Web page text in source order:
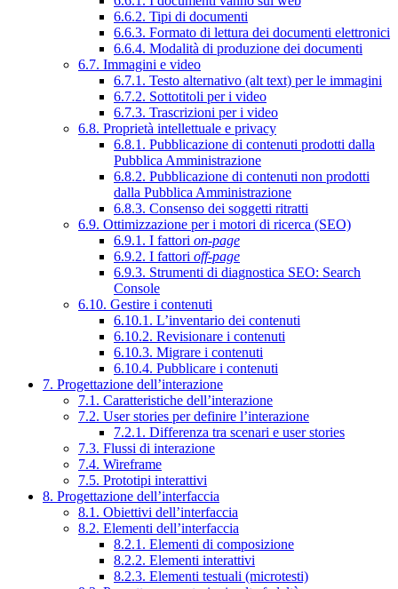
6.6.2. Tipi di documenti
6.6.3. Formato di lettura dei documenti elettronici
6.6.4. Modalità di produzione dei documenti
6.7. Immagini e video
6.7.1. Testo alternativo (alt text) per le immagini
6.7.2. Sottotitoli per i video
6.7.3. Trascrizioni per i video
6.8. Proprietà intellettuale e privacy
6.8.1. Pubblicazione di contenuti prodotti dalla
Pubblica Amministrazione
6.8.2. Pubblicazione di contenuti non prodotti
dalla Pubblica Amministrazione
6.8.3. Consenso dei soggetti ritratti
6.9. Ottimizzazione per i motori di ricerca (SEO)
6.9.1. I fattori on-page
6.9.2. I fattori off-page
6.9.3. Strumenti di diagnostica SEO: Search
Console
6.10. Gestire i contenuti
6.10.1. L’inventario dei contenuti
6.10.2. Revisionare i contenuti
6.10.3. Migrare i contenuti
6.10.4. Pubblicare i contenuti
7. Progettazione dell’interazione
7.1. Caratteristiche dell’interazione
7.2. User stories per definire l’interazione
7.2.1. Differenza tra scenari e user stories
7.3. Flussi di interazione
7.4. Wireframe
7.5. Prototipi interattivi
8. Progettazione dell’interfaccia
8.1. Obiettivi dell’interfaccia
8.2. Elementi dell’interfaccia
8.2.1. Elementi di composizione
8.2.2. Elementi interattivi
8.2.3. Elementi testuali (microtesti)